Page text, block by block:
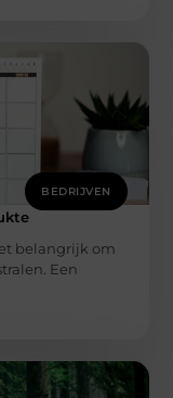
BEDRIJVEN
belangrijk om
Een